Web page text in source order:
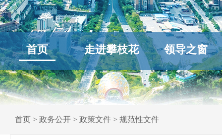
首页 走进攀枝花 领导之窗
首页 > 政务公开 > 政策文件 > 规范性文件